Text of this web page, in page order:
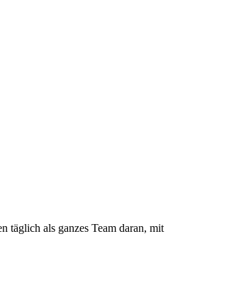
täglich als ganzes Team daran, mit